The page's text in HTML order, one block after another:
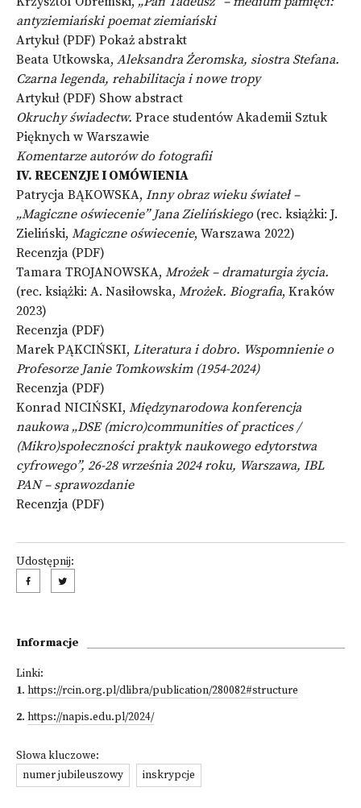
antyziemiański poemat ziemiański
Artykuł (PDF) Pokaż abstrakt
Beata Utkowska, Aleksandra Żeromska, siostra Stefana.
Czarna legenda, rehabilitacja i nowe tropy
Artykuł (PDF) Show abstract
Okruchy świadectw. Prace studentów Akademii Sztuk
Pięknych w Warszawie
Komentarze autorów do fotografii
IV. RECENZJE I OMÓWIENIA
Patrycja BĄKOWSKA, Inny obraz wieku świateł –
„Magiczne oświecenie” Jana Zielińskiego(rec. książki: J.
Zieliński, Magiczne oświecenie, Warszawa 2022)
Recenzja (PDF)
Tamara TROJANOWSKA, Mrożek – dramaturgia życia.
(rec. książki: A. Nasiłowska, Mrożek. Biografia, Kraków
2023)
Recenzja (PDF)
Marek PĄKCIŃSKI, Literatura i dobro. Wspomnienie o
Profesorze Janie Tomkowskim (1954-2024)
Recenzja (PDF)
Konrad NICIŃSKI, Międzynarodowa konferencja
naukowa „DSE (micro)communities of practices /
(Mikro)społeczności praktyk naukowego edytorstwa
cyfrowego”, 26-28 września 2024 roku, Warszawa, IBL
PAN – sprawozdanie
Recenzja (PDF)
Udostępnij:
Informacje
Linki:
1. https://rcin.org.pl/dlibra/publication/280082#structure
2. https://napis.edu.pl/2024/
Słowa kluczowe:
numer jubileuszowy
inskrypcje